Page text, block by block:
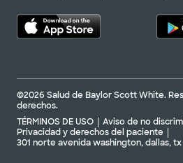
©2026 Salud de Baylor Scott White.
derechos.
TÉRMINOS DE USO
Aviso de no
Privacidad y derechos del paciente
301 norte avenida washington, dallas, tx